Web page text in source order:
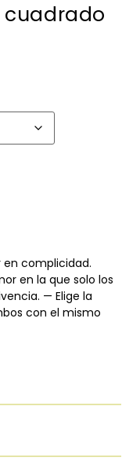
cuadrado
complicidad.
en la que solo los
— Elige la
con el mismo